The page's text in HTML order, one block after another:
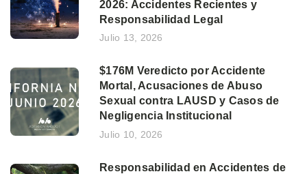
2026: Accidentes Recientes y
Responsabilidad Legal
Julio 13, 2026
$176M Veredicto por Accidente
Mortal, Acusaciones de Abuso
Sexual contra LAUSD y Casos de
Negligencia Institucional
Julio 10, 2026
Responsabilidad en Accidentes de